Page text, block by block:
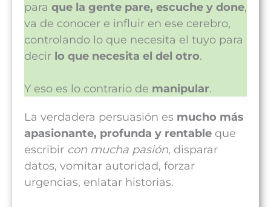
para que la gente pare, escuche y done,
va de conocer e influir en ese cerebro,
controlando lo que necesita el tuyo para
decir lo que necesita el del otro.
Y eso es lo contrario de manipular.
La verdadera persuasión es mucho más
apasionante, profunda y rentable que
escribir con mucha pasión, disparar
datos, vomitar autoridad, forzar
urgencias, enlatar historias.